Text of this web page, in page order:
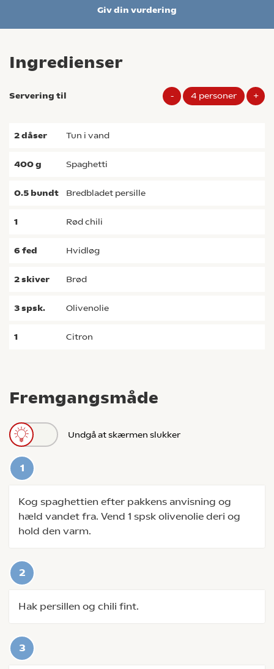
Giv din vurdering
Fremgangsmåde
Undgå at skærmen slukker
Kog spaghettien efter pakkens anvisning og
hæld vandet fra. Vend 1 spsk olivenolie deri og
hold den varm.
Hak persillen og chili fint.
Ingredienser
Servering til - 4 personer +
2dåser tun i vand
400g spaghetti
0.5 bundt bredbladet persille
1 rød chili
6 fed hvidløg
2skiver brød
3spsk. olivenolie
1 citron